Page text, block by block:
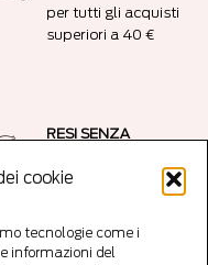
cookie
tecnologie come i
informazioni del
per tutti gli acquisti
superiori a 40 €
RESI SENZA
14 giorni senza fare